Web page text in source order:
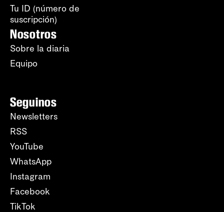
Tu ID (número de
suscripción)
Nosotros
Sobre la diaria
Equipo
Seguinos
Newsletters
RSS
YouTube
WhatsApp
Instagram
Facebook
TikTok